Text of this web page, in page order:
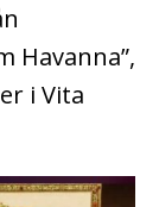
Havanna”,
i Vita